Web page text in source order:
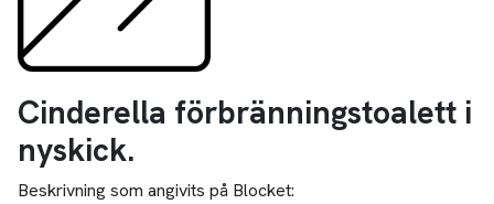
Cinderella förbränningstoalett i
nyskick.
Beskrivning som angivits på Blocket: